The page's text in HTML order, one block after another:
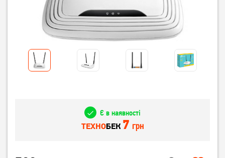
Є в наявності
ТЕХНОБЕК 7 грн